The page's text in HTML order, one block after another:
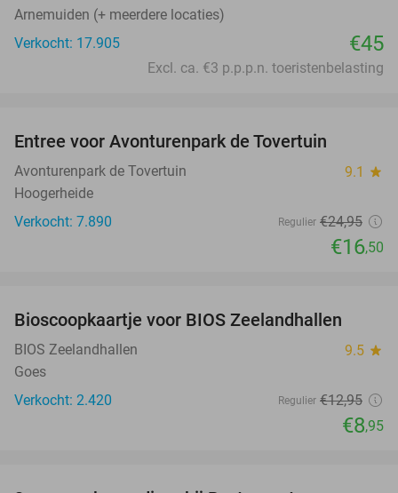
Arnemuiden (+ meerdere locaties)
Verkocht: 17.905
€45
Excl. ca. €3 p.p.p.n. toeristenbelasting
Entree voor Avonturenpark de Tovertuin
Avonturenpark de Tovertuin 9.1 star
Hoogerheide
Verkocht: 7.890
Regulier €24,95
€16,50
Bioscoopkaartje voor BIOS Zeelandhallen
BIOS Zeelandhallen 9.5 star
Goes
Verkocht: 2.420
Regulier €12,95
€8,95